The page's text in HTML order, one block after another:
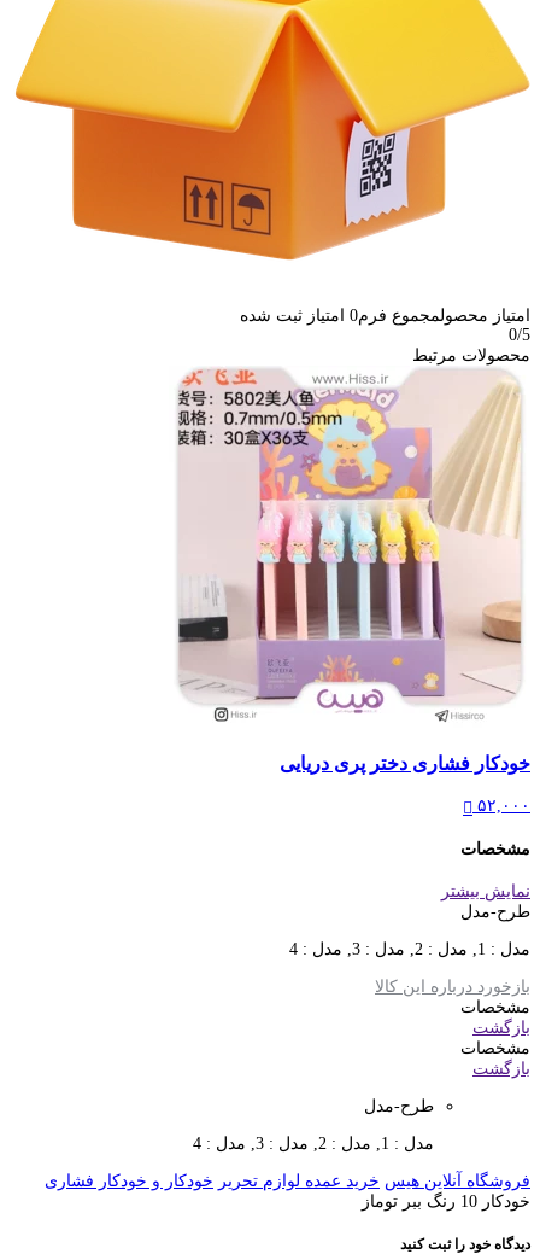
امتیاز محصولمجموع فرم0 امتیاز ثبت شده
0/5
محصولات مرتبط
خودکار فشاری دختر پری دریایی
۵۲,۰۰۰
مشخصات
نمایش بیشتر
طرح-مدل
مدل : 1, مدل : 2, مدل : 3, مدل : 4
بازخورد درباره این کالا
مشخصات
بازگشت
مشخصات
بازگشت
طرح-مدل
مدل : 1, مدل : 2, مدل : 3, مدل : 4
فروشگاه آنلاین هیس خرید عمده لوازم تحریر خودکار و خودکار فشاری
خودکار 10 رنگ ببر توماز
دیدگاه خود را ثبت کنید